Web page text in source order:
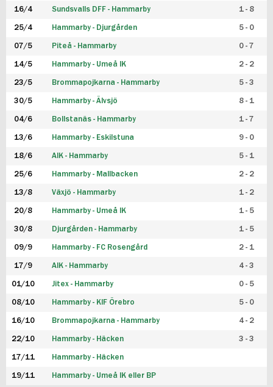
16/4 Sundsvalls DFF - Hammarby 1 - 8
25/4 Hammarby - Djurgården 5 - 0
07/5 Piteå - Hammarby 0 - 7
14/5 Hammarby - Umeå IK 2 - 2
23/5 Brommapojkarna - Hammarby 5 - 3
30/5 Hammarby - Älvsjö 8 - 1
04/6 Bollstanäs - Hammarby 1 - 7
13/6 Hammarby - Eskilstuna 9 - 0
18/6 AIK - Hammarby 5 - 1
25/6 Hammarby - Mallbacken 2 - 2
13/8 Växjö - Hammarby 1 - 2
20/8 Hammarby - Umeå IK 1 - 5
30/8 Djurgården - Hammarby 1 - 5
09/9 Hammarby - FC Rosengård 2 - 1
17/9 AIK - Hammarby 4 - 3
01/10 Jitex - Hammarby 0 - 5
08/10 Hammarby - KIF Örebro 5 - 0
16/10 Brommapojkarna - Hammarby 4 - 2
22/10 Hammarby - Häcken 3 - 3
17/11 Hammarby - Häcken
19/11 Hammarby - Umeå IK eller BP